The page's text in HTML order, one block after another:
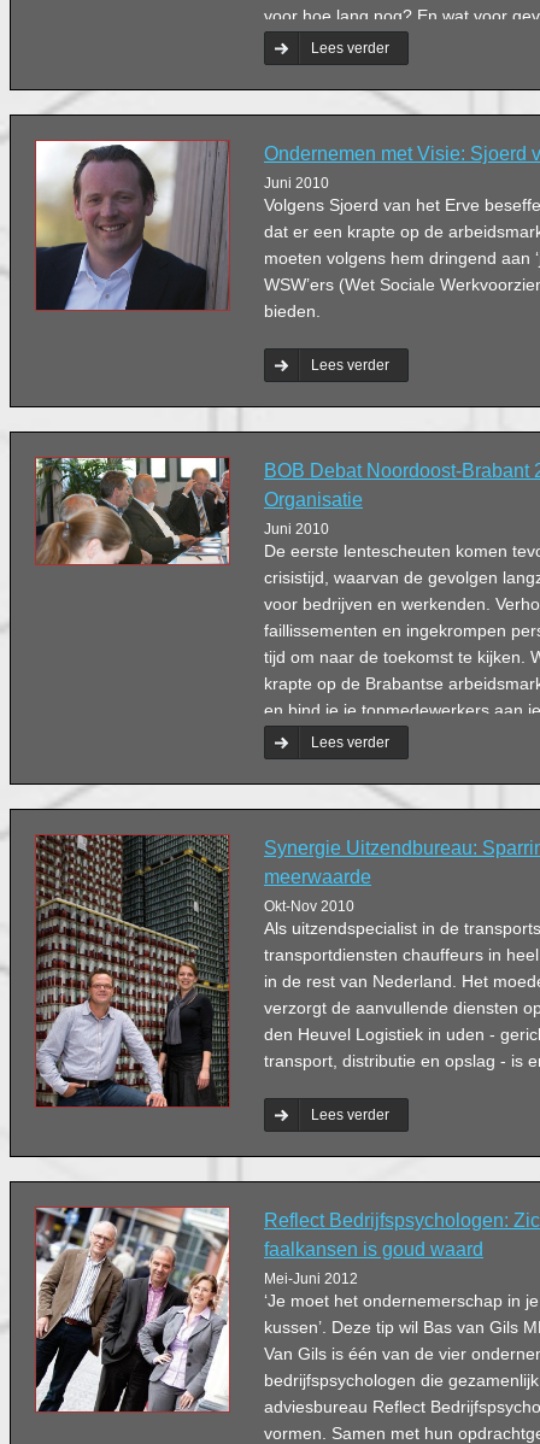
voor hoe lang nog? En wat voor
personeelbeleid?
Lees verder
Ondernemen met Visie: Sjoerd
Juni 2010
Volgens Sjoerd van het Erve
dat er een krapte op de
moeten volgens hem dringend aan
WSW’ers (Wet Sociale
bieden.
Lees verder
BOB Debat Noordoost-Brabant
Organisatie
Juni 2010
De eerste lentescheuten komen
crisistijd, waarvan de gevolgen
voor bedrijven en werkenden.
faillissementen en ingekrompen
tijd om naar de toekomst te kijken.
krapte op de Brabantse
en bind je je topmedewerkers aan
belangrijk is passie? ‘Werk moet
Lees verder
Synergie Uitzendbureau:
meerwaarde
Okt-Nov 2010
Als uitzendspecialist in de
transportdiensten chauffeurs in
in de rest van Nederland. Het
verzorgt de aanvullende diensten
den Heuvel Logistiek in uden -
transport, distributie en opslag - is
Lees verder
Reflect Bedrijfspsychologen:
faalkansen is goud waard
Mei-Juni 2012
‘Je moet het ondernemerschap in
kussen’. Deze tip wil Bas van Gils
Van Gils is één van de vier
bedrijfspsychologen die
adviesbureau Reflect
vormen. Samen met hun